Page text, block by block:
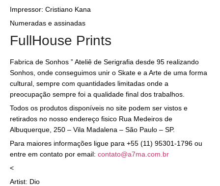
Impressor: Cristiano Kana
Numeradas e assinadas
FullHouse Prints
Fabrica de Sonhos ” Ateliê de Serigrafia desde 95 realizando
Sonhos, onde conseguimos unir o Skate e a Arte de uma forma
cultural, sempre com quantidades limitadas onde a
preocupação sempre foi a qualidade final dos trabalhos.
Todos os produtos disponíveis no site podem ser vistos e
retirados no nosso endereço fisico Rua Medeiros de
Albuquerque, 250 – Vila Madalena – São Paulo – SP.
Para maiores informações ligue para +55 (11) 95301-1796 ou
entre em contato por email: contato@a7ma.com.br
<
Artist: Dio